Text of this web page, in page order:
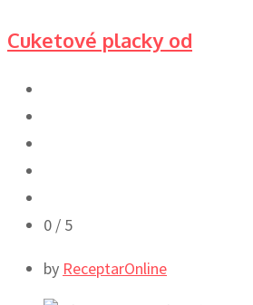
Cuketové placky od
0 / 5
by ReceptarOnline